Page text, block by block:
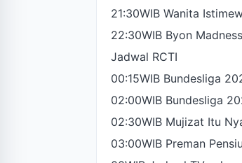
21:30WIB Wanita
22:30WIB Byon Madness
Jadwal RCTI
00:15WIB Bundesliga
02:00WIB Bundesliga
02:30WIB Mujizat Itu
03:00WIB Preman